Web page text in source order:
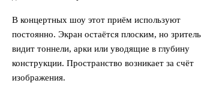
В концертных шоу этот приём используют
постоянно. Экран остаётся плоским, но зритель
видит тоннели, арки или уводящие в глубину
конструкции. Пространство возникает за счёт
изображения.